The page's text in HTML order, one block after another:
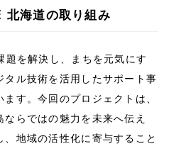
海道の取り組み
を解決し、まちを元気にす
タル技術を活用したサポート事
す。今回のプロジェクトは、
らではの魅力を未来へ伝え
地域の活性化に寄与すること